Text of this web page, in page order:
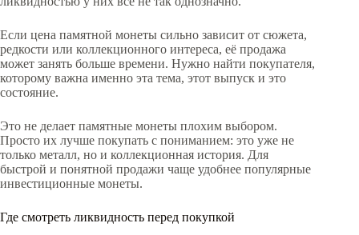
Если цена памятной монеты сильно зависит от сюжета,
редкости или коллекционного интереса, её продажа
может занять больше времени. Нужно найти покупателя,
которому важна именно эта тема, этот выпуск и это
состояние.
Это не делает памятные монеты плохим выбором.
Просто их лучше покупать с пониманием: это уже не
только металл, но и коллекционная история. Для
быстрой и понятной продажи чаще удобнее популярные
инвестиционные монеты.
Где смотреть ликвидность перед покупкой